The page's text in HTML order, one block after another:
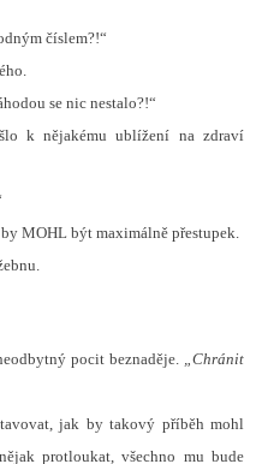
číslem?!“
se nic nestalo?!“
k nějakému ublížení na zdraví
MOHL být maximálně přestupek.
pocit beznaděje. „Chránit
jak by takový příběh mohl
protloukat, všechno mu bude